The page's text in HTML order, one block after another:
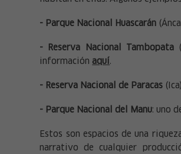
- Parque Nacional Huascarán
- Reserva Nacional Tambopata
información aquí .
- Reserva Nacional de Paracas
- Parque Nacional del Manu: uno
Estos son espacios de una
narrativo de cualquier